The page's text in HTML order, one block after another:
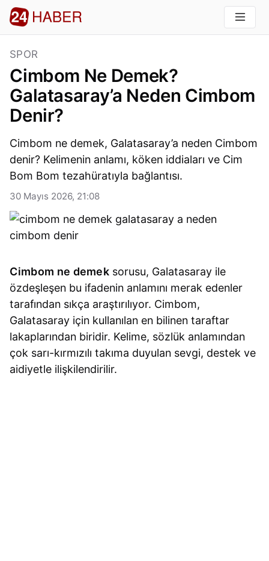
SPOR
Cimbom Ne Demek?
Galatasaray’a Neden Cimbom
Denir?
Cimbom ne demek, Galatasaray’a neden Cimbom
denir? Kelimenin anlamı, köken iddiaları ve Cim
Bom Bom tezahüratıyla bağlantısı.
30 Mayıs 2026, 21:08
Cimbom ne demek sorusu, Galatasaray ile
özdeşleşen bu ifadenin anlamını merak edenler
tarafından sıkça araştırılıyor. Cimbom,
Galatasaray için kullanılan en bilinen taraftar
lakaplarından biridir. Kelime, sözlük anlamından
çok sarı-kırmızılı takıma duyulan sevgi, destek ve
aidiyetle ilişkilendirilir.